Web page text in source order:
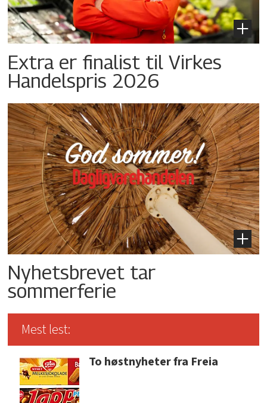
Extra er finalist til Virkes
Handelspris 2026
Nyhetsbrevet tar
sommerferie
Mest lest:
To høstnyheter fra Freia